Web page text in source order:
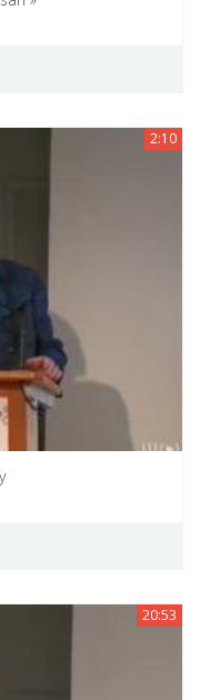
2:10
20:53